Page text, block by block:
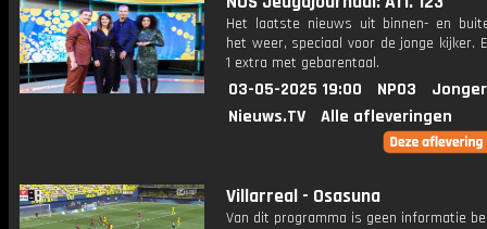
Het laatste nieuws uit binnen- en
het weer, speciaal voor de jonge kijker.
1 extra met gebarentaal.
03-05-2025 19:00 NPO3
Nieuws.TV
Alle afleveringen
Villarreal - Osasuna
Van dit programma is geen informatie